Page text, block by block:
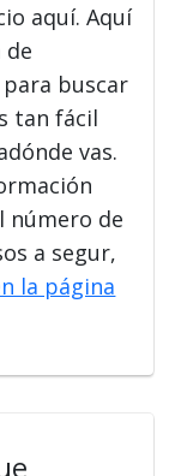
aquí. Aquí
buscar
tan fácil
vas.
número de
a segur,
la página